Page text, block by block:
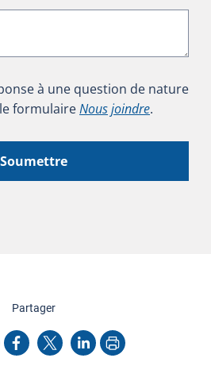
à une question de nature
formulaireNous joindre.
Soumettre
Partagercette page
l'adresse
Facebook
X LinkedInImprimer